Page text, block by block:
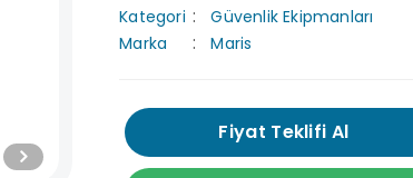
Kategori
Güvenlik Ekipmanları
Marka
Maris
Fiyat Teklifi Al